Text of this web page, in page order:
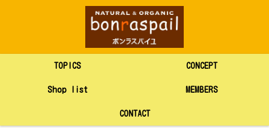
TOPICS CONCEPT
Shop list MEMBERS
CONTACT